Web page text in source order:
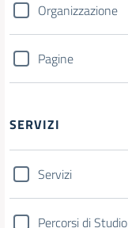
Organizzazione
Pagine
SERVIZI
Servizi
Percorsi di Studio